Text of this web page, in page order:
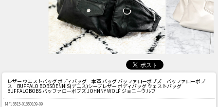
レザー ウエストバッグ ボディバッグ 本革 バッグ バッファローボブズ バッファローボブ
ス BUFFALO BOBSDENNIS(デニス)シープレザー ボディバッグ ウェストバッグ
BUFFALOBOBS バッファローボブズ JOHNNY WOLF ジョニーウルフ
MFJ8515-01850109-09